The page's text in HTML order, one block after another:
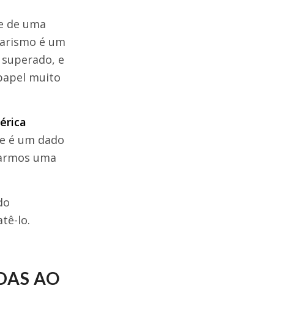
de uma
é um
e
muito
é um dado
uma
lo.
AO